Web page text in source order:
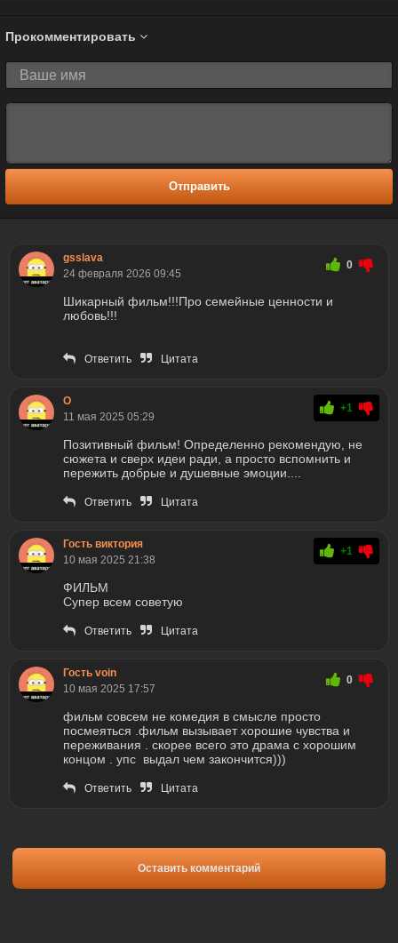
Прокомментировать
Отправить
gsslava
24 февраля 2026 09:45
0
Шикарный фильм!!!Про семейные ценности и
любовь!!!
Ответить Цитата
О
11 мая 2025 05:29
+1
Позитивный фильм! Определенно рекомендую, не
сюжета и сверх идеи ради, а просто вспомнить и
пережить добрые и душевные эмоции....
Ответить Цитата
Гость виктория
10 мая 2025 21:38
+1
ФИЛЬМ
Супер всем советую
Ответить Цитата
Гость voin
10 мая 2025 17:57
0
фильм совсем не комедия в смысле просто
посмеяться .фильм вызывает хорошие чувства и
переживания . скорее всего это драма с хорошим
концом . упс выдал чем закончится)))
Ответить Цитата
Оставить комментарий